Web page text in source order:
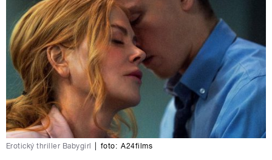
Erotický thriller Babygirl foto: A24films